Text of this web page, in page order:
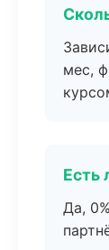
мес,
Есть
Да,